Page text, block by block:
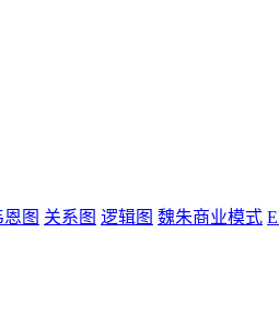
恩图 关系图 逻辑图 魏朱商业模式